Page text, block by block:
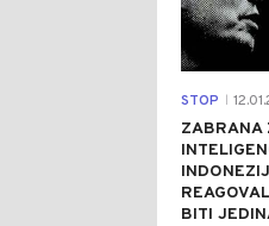
STOP
ZABRANA
BITI